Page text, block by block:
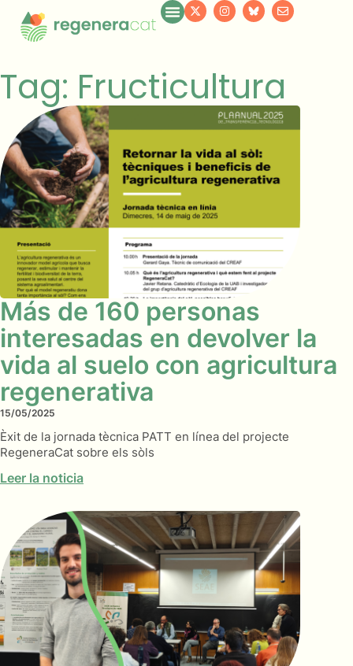
Tag: Fructicultura
Más de 160 personas
interesadas en devolver la
vida al suelo con agricultura
regenerativa
15/05/2025
Èxit de la jornada tècnica PATT en línea del projecte
RegeneraCat sobre els sòls
Leer la noticia